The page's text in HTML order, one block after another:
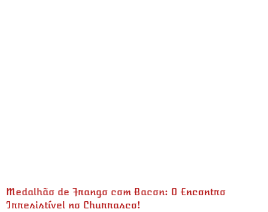
Medalhão de Frango com Bacon: O Encontro
Irresistível no Churrasco!